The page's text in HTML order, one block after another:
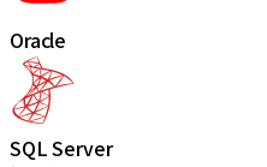
Oracle
SQL Server